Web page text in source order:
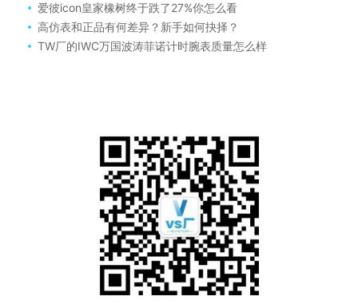
爱彼icon皇家橡树终于跌了27%你怎么看
高仿表和正品有何差异？新手如何抉择？
TW厂的IWC万国波涛菲诺计时腕表质量怎么样